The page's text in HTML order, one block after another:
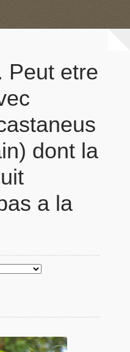
Peut etre
dont la
a la